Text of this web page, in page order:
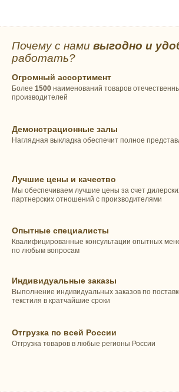
Почему с нами выгодно и
работать?
Огромный ассортимент
Более 1500 наименований товаров
производителей
Демонстрационные залы
Наглядная выкладка обеспечит полное
Лучшие цены и качество
Мы обеспечиваем лучшие цены за счет
партнерских отношений с производителями
Опытные специалисты
Квалифицированные консультации опытных
по любым вопросам
Индивидуальные заказы
Выполнение индивидуальных заказов по
текстиля в кратчайшие сроки
Отгрузка по всей России
Отгрузка товаров в любые регионы России